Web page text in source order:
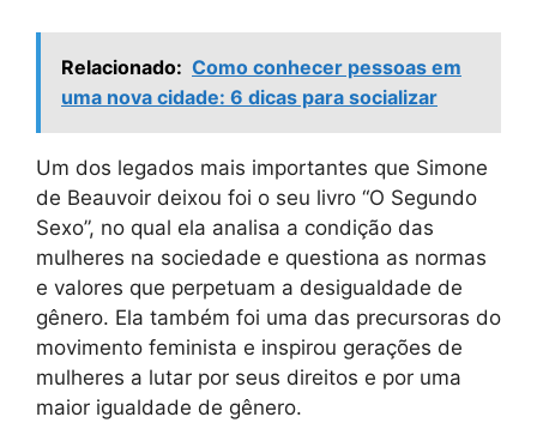
Relacionado: Como conhecer pessoas em
uma nova cidade: 6 dicas para socializar
Um dos legados mais importantes que Simone
de Beauvoir deixou foi o seu livro “O Segundo
Sexo”, no qual ela analisa a condição das
mulheres na sociedade e questiona as normas
e valores que perpetuam a desigualdade de
gênero. Ela também foi uma das precursoras do
movimento feminista e inspirou gerações de
mulheres a lutar por seus direitos e por uma
maior igualdade de gênero.